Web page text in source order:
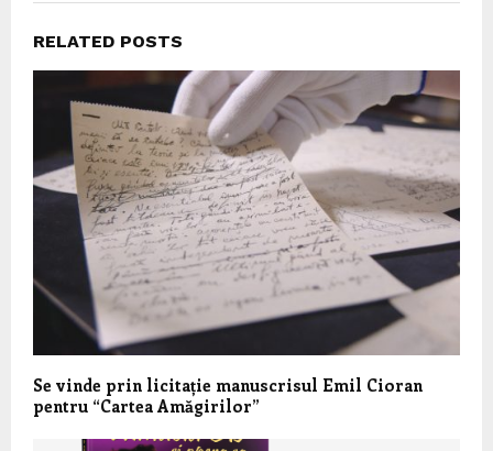
RELATED POSTS
Se vinde prin licitație manuscrisul Emil Cioran
pentru “Cartea Amăgirilor”